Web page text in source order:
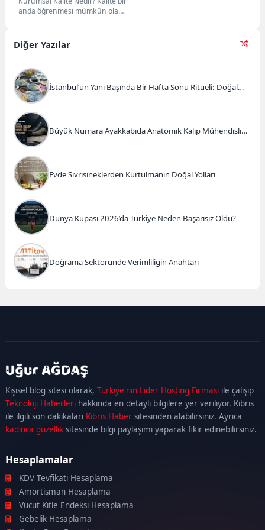
anda öğrenmesi mümkün olan
Diğer Yazılar
İstanbul’un Yanı Başında Bir Hafta Sonu Ritüeli: Doğal
Büyük Numara Ayakkabıda Anatomik Kalıp Mühendisliği
Evde Sivrisineklerden Kurtulmanın Doğal Yolları
Dünya Kupası 2026’da Türkiye Neden Başarısız Oldu?
Doğrama Sektöründe Verimliliğin Anahtarı
Kişisel blog sitesi olarak,Türkiye'nin Lider Hosting Firması ile çalışıp
Teknoloji Haberleri hakkında en detaylı bilgilere yer veriliyor. Kıbrıs
ile ilgili son dakikaları Kıbrıs Haber sitesinden alabilirsiniz. Ayrıca
kadınca güzellik sitesinde bilgi paylaşımı yaparak fikir edinebilirsiniz.
kadıköy
escortmaltepe
escortataşehir
escortümraniye
escort
Hesaplamalar
KDV Tevfikatı Hesaplama
Amortisman Hesaplama
Vücut Kitle Endeksi Hesaplama
Gebelik Hesaplama